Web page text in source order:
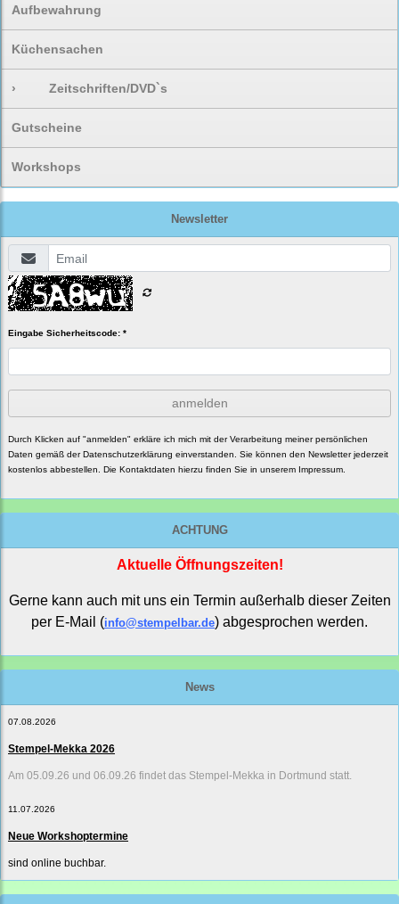
Aufbewahrung
Küchensachen
› Zeitschriften/DVD`s
Gutscheine
Workshops
Newsletter
Eingabe Sicherheitscode: *
anmelden
Durch Klicken auf "anmelden" erkläre ich mich mit der Verarbeitung meiner persönlichen
Daten gemäß der Datenschutzerklärung einverstanden. Sie können den Newsletter jederzeit
kostenlos abbestellen. Die Kontaktdaten hierzu finden Sie in unserem Impressum.
ACHTUNG
Aktuelle Öffnungszeiten!
Gerne kann auch mit uns ein Termin außerhalb dieser Zeiten
per E-Mail (info@stempelbar.de) abgesprochen werden.
News
07.08.2026
Stempel-Mekka 2026
Am 05.09.26 und 06.09.26 findet das Stempel-Mekka in Dortmund statt.
11.07.2026
Neue Workshoptermine
sind online buchbar.